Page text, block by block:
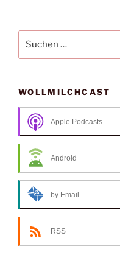
nach:
WOLLMILCHCAST
Apple Podcasts
Android
by Email
RSS